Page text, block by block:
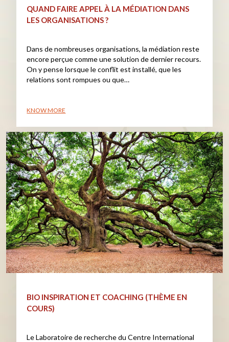
QUAND FAIRE APPEL À LA MÉDIATION DANS
LES ORGANISATIONS ?
Dans de nombreuses organisations, la médiation reste
encore perçue comme une solution de dernier recours.
On y pense lorsque le conflit est installé, que les
relations sont rompues ou que…
KNOW MORE
BIO INSPIRATION ET COACHING (THÈME EN
COURS)
Le Laboratoire de recherche du Centre International